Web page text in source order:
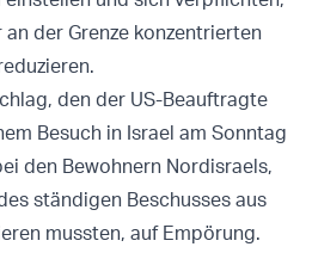
der Grenze konzentrierten
den der US-Beauftragte
Besuch in Israel am Sonntag
den Bewohnern Nordisraels,
ständigen Beschusses aus
mussten, auf Empörung.